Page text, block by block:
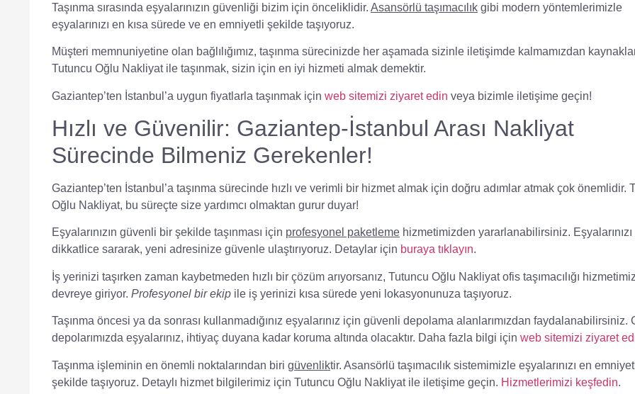
Taşınma sırasında eşyalarınızın güvenliği bizim için önceliklidir. Asansörlü taşımacılık gibi modern yöntemlerimizle
eşyalarınızı en kısa sürede ve en emniyetli şekilde taşıyoruz.
Müşteri memnuniyetine olan bağlılığımız, taşınma sürecinizde her aşamada sizinle iletişimde kalmamızdan
Tutuncu Oğlu Nakliyatile taşınmak, sizin için en iyi hizmeti almak demektir.
Gaziantep’ten İstanbul’a uygun fiyatlarla taşınmak için web sitemizi ziyaret edin veya bizimle iletişime geçin!
Hızlı ve Güvenilir: Gaziantep-İstanbul Arası Nakliyat
Sürecinde Bilmeniz Gerekenler!
Gaziantep’ten İstanbul’a taşınma sürecinde hızlı ve verimli bir hizmet almak için doğru adımlar atmak çok önemlidir.
Oğlu Nakliyat, bu süreçte size yardımcı olmaktan gurur duyar!
Eşyalarınızın güvenli bir şekilde taşınması için profesyonel paketleme hizmetimizden yararlanabilirsiniz. Eşyalarınızı
dikkatlice sararak, yeni adresinize güvenle ulaştırıyoruz. Detaylar için buraya tıklayın.
İş yerinizi taşırken zaman kaybetmeden hızlı bir çözüm arıyorsanız, Tutuncu Oğlu Nakliyatofis taşımacılığı
devreye giriyor. Profesyonel bir ekip ile iş yerinizi kısa sürede yeni lokasyonunuza taşıyoruz.
Taşınma öncesi ya da sonrası kullanmadığınız eşyalarınız için güvenli depolama alanlarımızdan faydalanabilirsiniz.
depolarımızda eşyalarınız, ihtiyaç duyana kadar koruma altında olacaktır. Daha fazla bilgi için web sitemizi ziyaret
Taşınma işleminin en önemli noktalarından biri güvenliktir. Asansörlü taşımacılık sistemimizle eşyalarınızı en
şekilde taşıyoruz. Detaylı hizmet bilgilerimiz için Tutuncu Oğlu Nakliyatile iletişime geçin. Hizmetlerimizi keşfedin.